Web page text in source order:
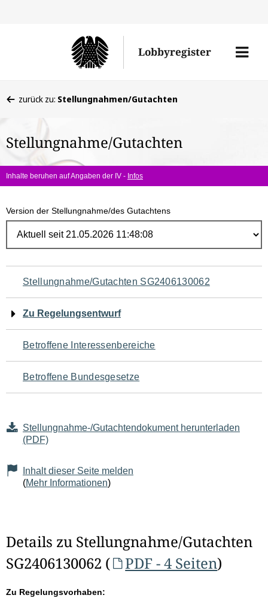
Lobbyregister
Menü
befinden
hier:
zurück zu: Stellungnahmen/Gutachten
Stellungnahme/Gutachten
Inhalte beruhen auf Angaben der IV - Infos
Version der Stellungnahme/des Gutachtens
Navigation
für
den
Seiteninhalt
Stellungnahme/Gutachten SG2406130062
Zu Regelungsentwurf
Betroffene Interessenbereiche
Betroffene Bundesgesetze
Stellungnahme-/Gutachtendokument herunterladen
(PDF)
Inhalt dieser Seite melden
(Mehr Informationen)
Details zu Stellungnahme/Gutachten
SG2406130062 (
PDF - 4 Seiten)
Zu Regelungsvorhaben: